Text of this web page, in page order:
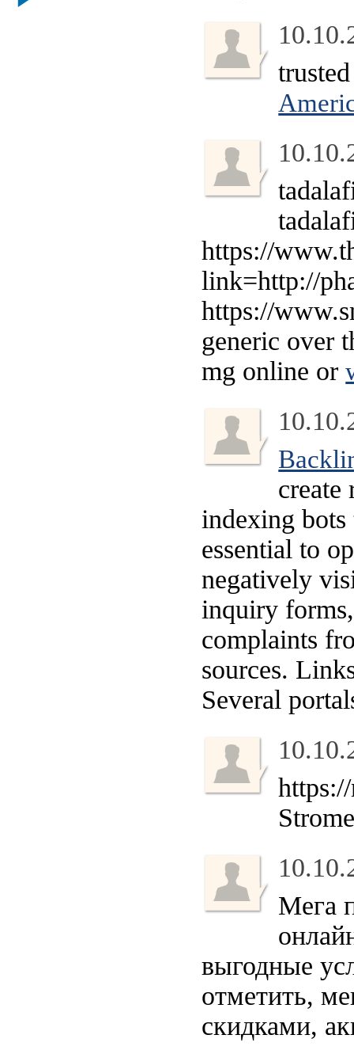
https://
link=http://
https://
generic over
mg online or
create
indexing
essential to
negatively
inquiry
complaints
sources.
Several
Мега
выгодные
отметить,
скидками,